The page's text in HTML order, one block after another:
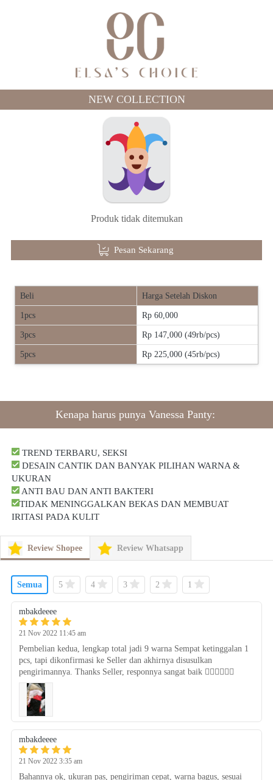
NEW COLLECTION
Produk tidak ditemukan
` Pesan Sekarang
Beli Harga Setelah Diskon
1pcs Rp 60,000
3pcs Rp 147,000 (49rb/pcs)
5pcs Rp 225,000 (45rb/pcs)
Kenapa harus punya Vanessa Panty:
TREND TERBARU, SEKSI
DESAIN CANTIK DAN BANYAK PILIHAN WARNA &
UKURAN
ANTI BAU DAN ANTI BAKTERI
TIDAK MENINGGALKAN BEKAS DAN MEMBUAT
IRITASI PADA KULIT
Review Shopee Review Whatsapp
Semua 5 4 3 2 1
mbakdeeee
21 Nov 2022 4:45 am
Pembelian kedua, lengkap total jadi 9 warna Sempat ketinggalan 1
pcs, tapi dikonfirmasi ke Seller dan akhirnya disusulkan
pengirimannya. Thanks Seller, responnya sangat baik 👍🏻👍🏻👍🏻
mbakdeeee
20 Nov 2022 8:35 pm
Bahannya ok, ukuran pas, pengiriman cepat, warna bagus, sesuai